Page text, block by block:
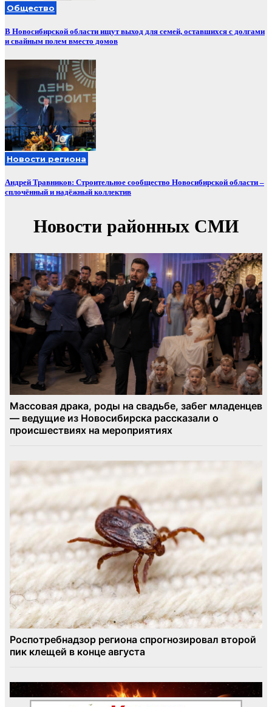
Общество
В Новосибирской области ищут выход для семей, оставшихся с долгами
и свайным полем вместо домов
Новости региона
Андрей Травников: Строительное сообщество Новосибирской области –
сплочённый и надёжный коллектив